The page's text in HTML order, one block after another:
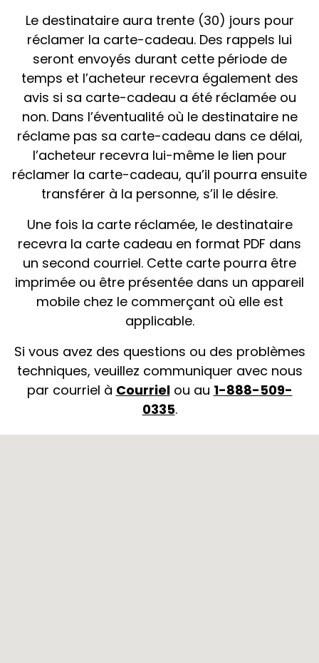
Le destinataire aura trente (30) jours pour
réclamer la carte-cadeau. Des rappels lui
seront envoyés durant cette période de
temps et l’acheteur recevra également des
avis si sa carte-cadeau a été réclamée ou
non. Dans l’éventualité où le destinataire ne
réclame pas sa carte-cadeau dans ce délai,
l’acheteur recevra lui-même le lien pour
réclamer la carte-cadeau, qu’il pourra ensuite
transférer à la personne, s’il le désire.
Une fois la carte réclamée, le destinataire
recevra la carte cadeau en format PDF dans
un second courriel. Cette carte pourra être
imprimée ou être présentée dans un appareil
mobile chez le commerçant où elle est
applicable.
Si vous avez des questions ou des problèmes
techniques, veuillez communiquer avec nous
par courriel à Courrielou au 1-888-509-
0335.